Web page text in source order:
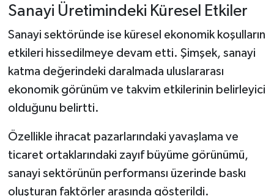
Sanayi Üretimindeki Küresel Etkiler
Sanayi sektöründe ise küresel ekonomik koşulların
etkileri hissedilmeye devam etti. Şimşek, sanayi
katma değerindeki daralmada uluslararası
ekonomik görünüm ve takvim etkilerinin belirleyici
olduğunu belirtti.
Özellikle ihracat pazarlarındaki yavaşlama ve
ticaret ortaklarındaki zayıf büyüme görünümü,
sanayi sektörünün performansı üzerinde baskı
oluşturan faktörler arasında gösterildi.